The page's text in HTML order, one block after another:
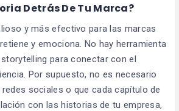
Detrás De Tu Marca?
y más efectivo para las marcas
y emociona. No hay herramienta
para conectar con el
Por supuesto, no es necesario
sociales o que cada capítulo de
con las historias de tu empresa,